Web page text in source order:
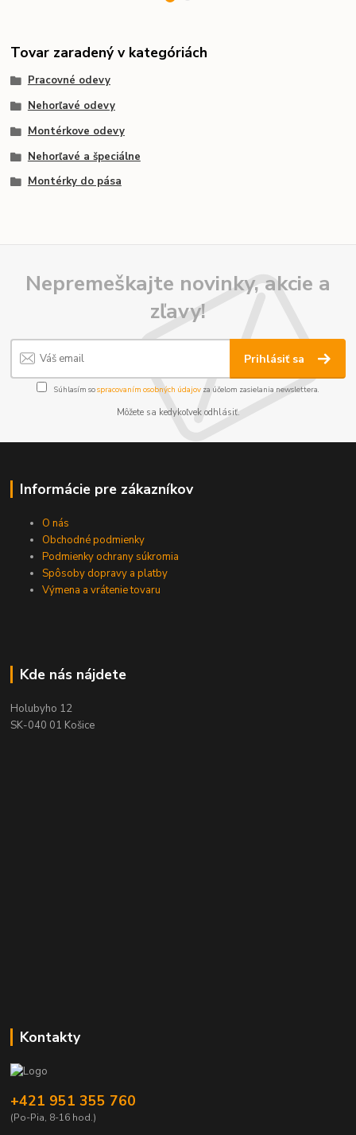
Tovar zaradený v kategóriách
Pracovné odevy
Nehorľavé odevy
Montérkove odevy
Nehorľavé a špeciálne
Montérky do pása
Nepremeškajte novinky, akcie a
zľavy!
Prihlásiť sa
Súhlasím sospracovaním osobných údajov za účelom zasielania newslettera.
Môžete sa kedykoľvek odhlásiť.
Informácie pre zákazníkov
O nás
Obchodné podmienky
Podmienky ochrany súkromia
Spôsoby dopravy a platby
Výmena a vrátenie tovaru
Kde nás nájdete
Holubyho 12
SK-040 01 Košice
Kontakty
+421 951 355 760
(Po-Pia, 8-16 hod.)